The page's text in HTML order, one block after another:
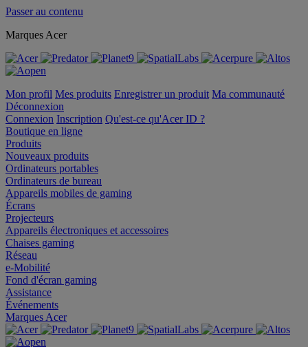
Passer au contenu
Marques Acer
Mon profil Mes produits Enregistrer un produit Ma communauté
Déconnexion
Connexion Inscription Qu'est-ce qu'Acer ID ?
Boutique en ligne
Produits
Nouveaux produits
Ordinateurs portables
Ordinateurs de bureau
Appareils mobiles de gaming
Écrans
Projecteurs
Appareils électroniques et accessoires
Chaises gaming
Réseau
e-Mobilité
Fond d'écran gaming
Assistance
Événements
Marques Acer